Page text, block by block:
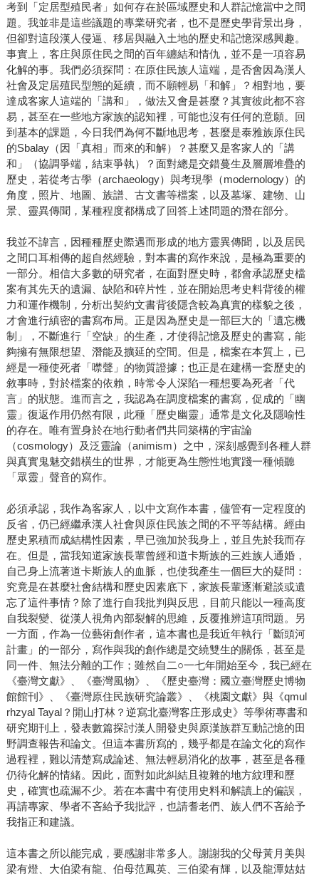
考到「定居型殖民者」如何存在於區域歷史和人群記憶當中之問
題。我並非是這些議題的專業研究者，也不是歷史學背景出身，
但卻對這段漢人侵逼、移居與融入土地的歷史和記憶深感興趣。
事實上，客庄與原住民之間的百年纏結和情仇，並不是一項容易
化解的事。我們必須探問：在原住民族人這端，是否會因為漢人
社會及定居殖民型態的延續，而不願輕易「和解」？相對地，要
達成客家人這端的「講和」，做法又會是甚麼？其實彼此都不容
易，甚至在一些地方家族的認知裡，可能也沒有任何的意願。回
到基本的課題，今日我們為何不斷地思考，甚麼是泰雅族原住民
的Sbalay（因「真相」而來的和解）？甚麼又是客家人的「講
和」（協調爭端，結束爭執）？面對總是交錯蔓生及層層堆疊的
歷史，若從考古學（archaeology）與考現學（modernology）的
角度，照片、地圖、族譜、古文書等檔案，以及墓塚、建物、山
景、靈異傳聞，某種程度都構成了回答上述問題的潛在部分。
我並不諱言，因種種歷史際遇而形成的地方靈異傳聞，以及居民
之間口耳相傳的超自然經驗，對本書的寫作來說，是極為重要的
一部分。相信大多數的研究者，在面對歷史時，都會承認歷史檔
案有其先天的遺漏、缺陷和碎片性，並在開始思考史料背後的權
力和運作機制，分析出契約文書背後隱含較為真實的樣貌之後，
才會進行縝密的書寫布局。正是因為歷史是一部巨大的「遺忘機
制」，不斷進行「空缺」的生產，才使得記憶及歷史的書寫，能
夠擁有無限想望、潛能及擴延的空間。但是，檔案在本質上，已
經是一種使死者「噤聲」的物質證據；也正是在建構一套歷史的
敘事時，對於檔案的依賴，時常令人深陷一種想要為死者「代
言」的狀態。進而言之，我認為在調度檔案的書寫，促成的「幽
靈」復返作用仍然有限，此種「歷史幽靈」通常是文化及隱喻性
的存在。唯有置身於在地行動者們共同築構的宇宙論
（cosmology）及泛靈論（animism）之中，深刻感覺到各種人群
與真實鬼魅交錯橫生的世界，才能更為生態性地實踐一種傾聽
「眾靈」聲音的寫作。
必須承認，我作為客家人，以中文寫作本書，儘管有一定程度的
反省，仍已經繼承漢人社會與原住民族之間的不平等結構。經由
歷史累積而成結構性因素，早已強加於我身上，並且先於我而存
在。但是，當我知道家族長輩曾經和道卡斯族的三姓族人通婚，
自己身上流著道卡斯族人的血脈，也使我產生一個巨大的疑問：
究竟是在甚麼社會結構和歷史因素底下，家族長輩逐漸避談或遺
忘了這件事情？除了進行自我批判與反思，目前只能以一種高度
自我裂變、從漢人視角內部裂解的思維，反覆推辨這項問題。另
一方面，作為一位藝術創作者，這本書也是我近年執行「斷頭河
計畫」的一部分，寫作與我的創作總是交繞雙生的關係，甚至是
同一件、無法分離的工作；雖然自二○一七年開始至今，我已經在
《臺灣文獻》、《臺灣風物》、《歷史臺灣：國立臺灣歷史博物
館館刊》、《臺灣原住民族研究論叢》、《桃園文獻》與《qmul
rhzyal Tayal？開山打林？逆寫北臺灣客庄形成史》等學術專書和
研究期刊上，發表數篇探討漢人開發史與原漢族群互動記憶的田
野調查報告和論文。但這本書所寫的，幾乎都是在論文化的寫作
過程裡，難以清楚寫成論述、無法輕易消化的故事，甚至是各種
仍待化解的情緒。因此，面對如此糾結且複雜的地方紋理和歷
史，確實也疏漏不少。若在本書中有使用史料和解讀上的偏誤，
再請專家、學者不吝給予我批評，也請耆老們、族人們不吝給予
我指正和建議。
這本書之所以能完成，要感謝非常多人。謝謝我的父母黃月美與
梁有燈、大伯梁有龍、伯母范鳳英、三伯梁有輝，以及龍潭姑姑